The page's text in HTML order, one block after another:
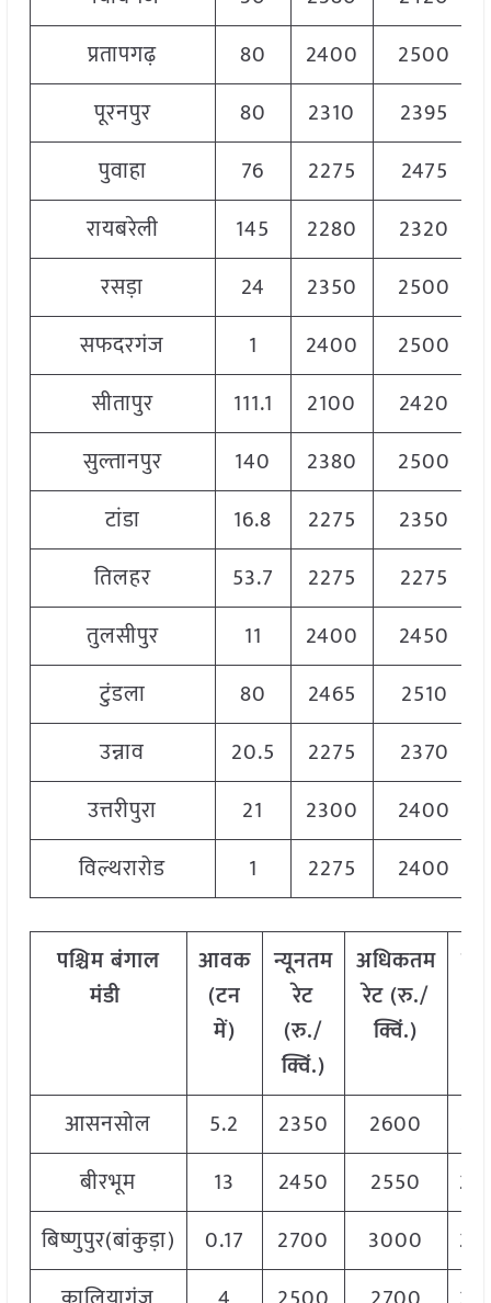
प्रतापगढ़
80 2400 2500
पूरनपुर
80 2310 2395
पुवाहा
76 2275 2475
रायबरेली
145 2280 2320
रसड़ा
24 2350 2500
सफदरगंज
1 2400 2500
सीतापुर
111.1 2100 2420
सुल्तानपुर
140 2380 2500
टांडा
16.8 2275 2350
तिलहर
53.7 2275 2275
तुलसीपुर
11 2400 2450
टुंडला
80 2465 2510
उन्नाव
20.5 2275 2370
उत्तरीपुरा
21 2300 2400
विल्थरारोड
1 2275 2400
पश्चिमबंगाल
मंडी
आवक
(टन
में)
न्यूनतम
रेट
(रु./
क्विं.)
अधिकतम
रेट (रु./
क्विं.)
आसनसोल
5.2 2350 2600
बीरभूम
13 2450 2550
बिष्णुपुर(बांकुड़ा)
0.17 2700 3000